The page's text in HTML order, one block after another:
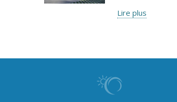
Lire plus